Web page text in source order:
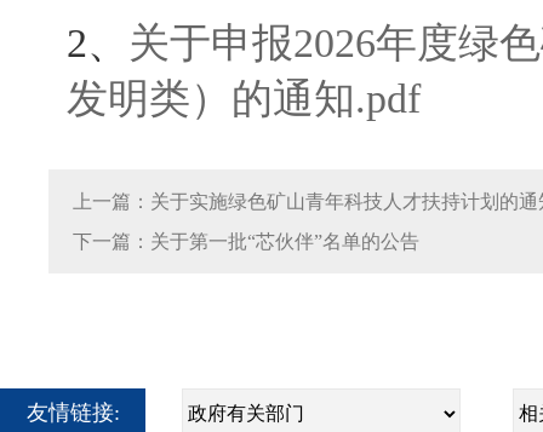
2、 关于申报2026年度绿
发明类）的通知.pdf
上一篇：关于实施绿色矿山青年科技人才扶持计划的通
下一篇：关于第一批“芯伙伴”名单的公告
友情链接: